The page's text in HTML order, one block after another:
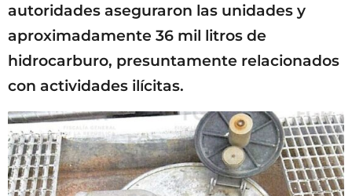
autoridades aseguraron las unidades y
aproximadamente 36 mil litros de
hidrocarburo, presuntamente relacionados
con actividades ilícitas.